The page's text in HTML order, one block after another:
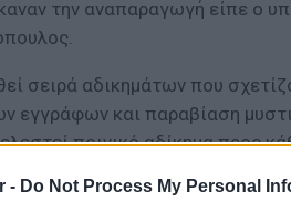
- Do Not Process My Personal
την αναπαραγωγή είπε ο
σειρά αδικημάτων που
εγγράφων και παραβίαση
ποινικό αδίκημα προς
οι ευθύνες και εκείνων που
που τα δημοσιεύουν.